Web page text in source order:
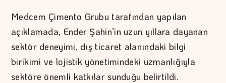
Medcem Çimento Grubu tarafından yapılan
açıklamada, Ender Şahin’in uzun yıllara dayanan
sektör deneyimi, dış ticaret alanındaki bilgi
birikimi ve lojistik yönetimindeki uzmanlığıyla
sektöre önemli katkılar sunduğu belirtildi.